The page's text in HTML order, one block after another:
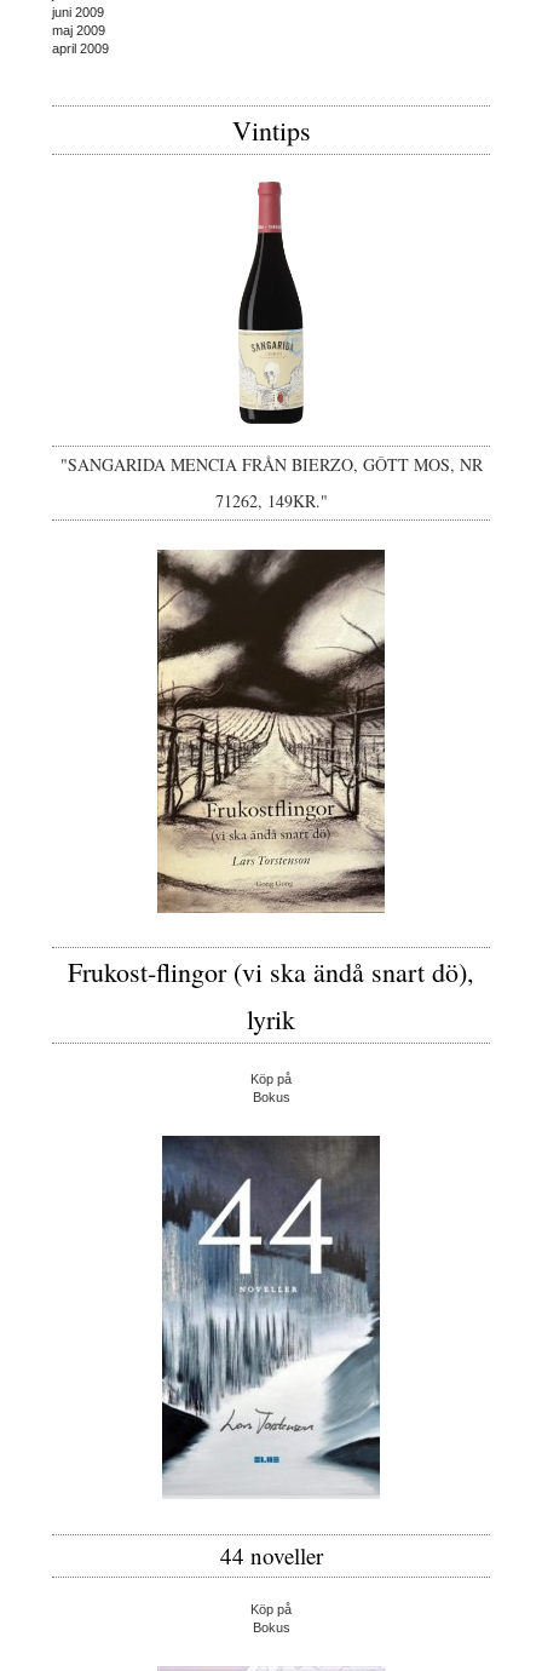
juni 2009
maj 2009
april 2009
Vintips
"SANGARIDA MENCIA FRÅN BIERZO, GÔTT MOS, NR
71262, 149KR."
Frukost-flingor (vi ska ändå snart dö),
lyrik
Köp på
Bokus
44 noveller
Köp på
Bokus